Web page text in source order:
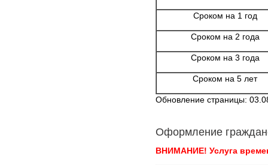
Сроком на 1 год
Сроком на 2 года
Сроком на 3 года
Сроком на 5 лет
Обновление страницы:
Оформление
ВНИМАНИЕ! Услуга